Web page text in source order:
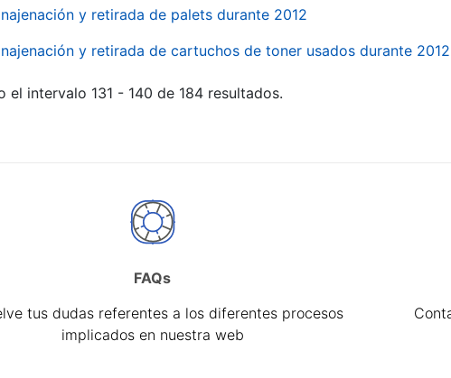
y retirada de palets durante 2012
y retirada de cartuchos de toner usados durante 2012
el intervalo 131 - 140 de 184 resultados.
FAQs
tus dudas referentes a los diferentes procesos
implicados en nuestra web